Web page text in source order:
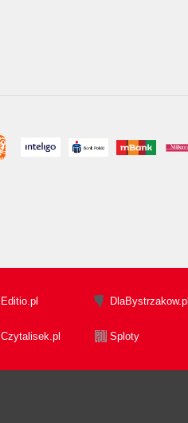
Editio.pl DlaBystrzakow.pl
Czytalisek.pl Sploty